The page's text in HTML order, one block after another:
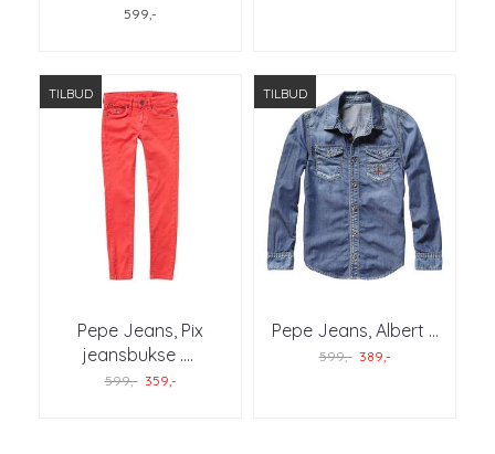
599,-
TILBUD
Pepe Jeans, Pix
jeansbukse ....
599,- 359,-
TILBUD
Pepe Jeans, Albert ...
599,- 389,-